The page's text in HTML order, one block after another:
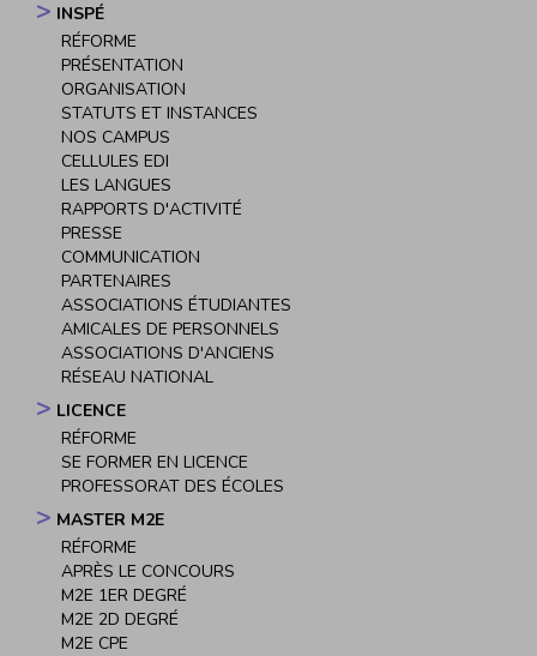
Navigation
principale
INSPÉ
RÉFORME
PRÉSENTATION
ORGANISATION
STATUTS ET INSTANCES
NOS CAMPUS
CELLULES EDI
LES LANGUES
RAPPORTS D'ACTIVITÉ
PRESSE
COMMUNICATION
PARTENAIRES
ASSOCIATIONS ÉTUDIANTES
AMICALES DE PERSONNELS
ASSOCIATIONS D'ANCIENS
RÉSEAU NATIONAL
LICENCE
RÉFORME
SE FORMER EN LICENCE
PROFESSORAT DES ÉCOLES
MASTER M2E
RÉFORME
APRÈS LE CONCOURS
M2E 1ER DEGRÉ
M2E 2D DEGRÉ
M2E CPE